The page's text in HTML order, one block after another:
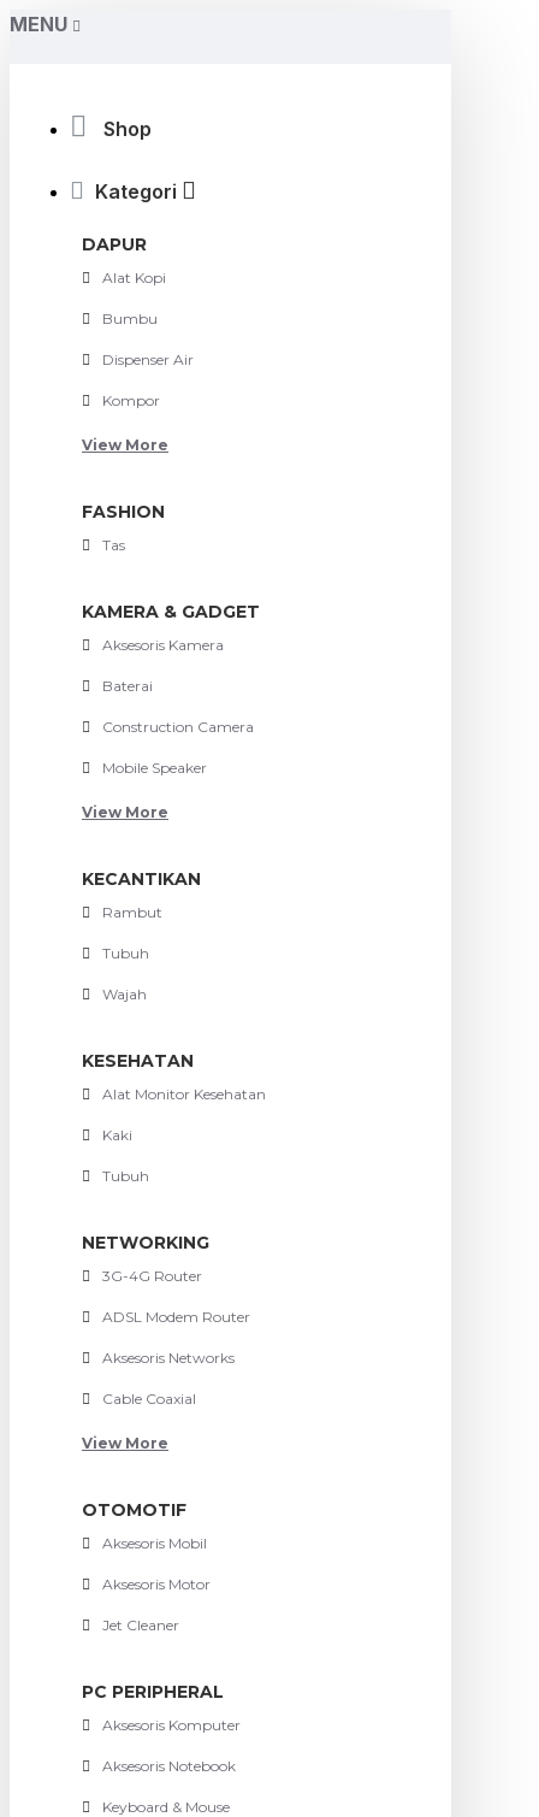
MENU
Shop
Kategori
DAPUR
Alat Kopi
Bumbu
Dispenser Air
Kompor
View More
FASHION
Tas
KAMERA & GADGET
Aksesoris Kamera
Baterai
Construction Camera
Mobile Speaker
View More
KECANTIKAN
Rambut
Tubuh
Wajah
KESEHATAN
Alat Monitor Kesehatan
Kaki
Tubuh
NETWORKING
3G-4G Router
ADSL Modem Router
Aksesoris Networks
Cable Coaxial
View More
OTOMOTIF
Aksesoris Mobil
Aksesoris Motor
Jet Cleaner
PC PERIPHERAL
Aksesoris Komputer
Aksesoris Notebook
Keyboard & Mouse